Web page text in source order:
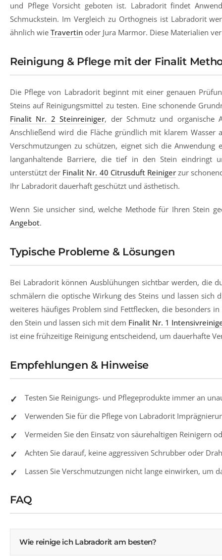
und Pflege Vorsicht geboten ist. Labradorit findet
Schmuckstein. Im Vergleich zu Orthogneis ist Labradorit
ähnlich wie Travertin oder Jura Marmor. Diese Materialien
Reinigung & Pflege mit der Finalit
Die Pflege von Labradorit beginnt mit einer genauen
Steins auf Reinigungsmittel zu testen. Eine schonende
Finalit Nr. 2 Steinreiniger, der Schmutz und organische
Anschließend wird die Fläche gründlich mit klarem
Verschmutzungen zu schützen, eignet sich die Anwendung
langanhaltende Barriere, die tief in den Stein eindringt
unterstützt der Finalit Nr. 40 Citrusduft Reinigerzur
Ihr Labradorit dauerhaft geschützt und ästhetisch.
Wenn Sie unsicher sind, welche Methode für Ihren Stein
Angebot.
Typische Probleme & Lösungen
Bei Labradorit können Ausblühungen sichtbar werden, die
schmälern die optische Wirkung des Steins und lassen sich
weiteres häufiges Problem sind Fettflecken, die besonders
den Stein und lassen sich mit dem Finalit Nr. 1
ist eine frühzeitige Reinigung entscheidend, um dauerhafte
Empfehlungen & Hinweise
Testen Sie Reinigungs- und Pflegeprodukte immer an
Verwenden Sie für die Pflege von Labradorit
Vermeiden Sie den Einsatz von säurehaltigen Reinigern
Achten Sie darauf, keine aggressiven Schrubber oder
Lassen Sie Verschmutzungen nicht lange einwirken, um
FAQ
Wie reinige ich Labradorit am besten?